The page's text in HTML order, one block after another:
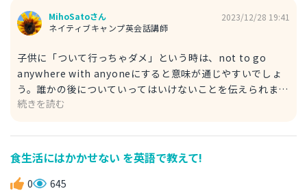
MihoSatoさん
ネイティブキャンプ英会話講師
2023/12/28 19:41
子供に「ついて行っちゃダメ」という時は、not to go
anywhere with anyoneにすると意味が通じやすいでしょ
う。誰かの後についていってはいけないことを伝えられま
す。anywhereは「どこにでも」「どこでも」という意味
ない」というニュアンスになります。 I advice my
daughter everyday not to go anywhere with anyone.
（私は娘に、誰かについて行ってはいけないと毎日忠告して
います。） もっとシンプルな言い方で、don't follow
続きを読む
食生活にはかかせない を英語で教えて!
0 645